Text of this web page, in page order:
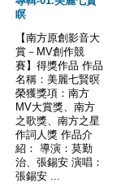
瞑
【南方原創影音大
賞－MV創作競
賽】得獎作品 作品
名稱：美麗七賢暝
榮獲獎項：南方
MV大賞獎、南方
之歌獎、南方之星
作詞人獎 作品介
紹： 導演：莫勤
治、張錫安 演唱：
張錫安 ...